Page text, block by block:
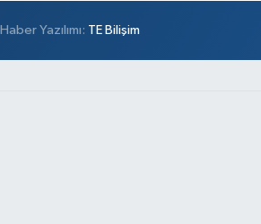
Haber Yazılımı: TE Bilişim